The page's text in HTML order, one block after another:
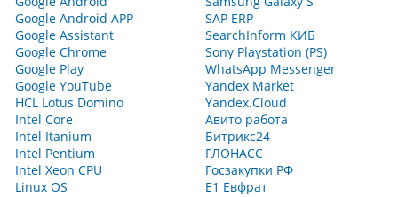
Google Android APP
Google Assistant
Google Chrome
Google Play
Google YouTube
HCL Lotus Domino
Intel Core
Intel Itanium
Intel Pentium
Intel Xeon CPU
Linux OS
SAP ERP
SearchInform КИБ
Sony Playstation (PS)
WhatsApp Messenger
Yandex Market
Yandex.Cloud
Авито работа
Битрикс24
ГЛОНАСС
Госзакупки РФ
Е1 Евфрат